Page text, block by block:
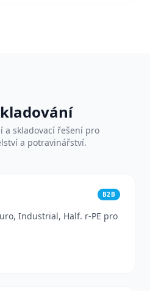
a skladovací řešení pro
a potravinářství.
B2B
Industrial, Half. r-PE pro